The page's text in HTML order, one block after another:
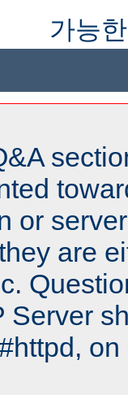
가능
or
are
Server